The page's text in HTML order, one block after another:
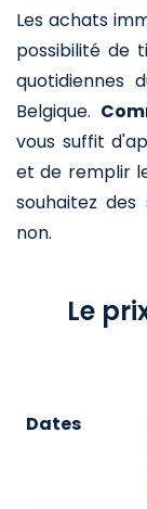
Les achats
possibilité de
quotidiennes
Belgique.
vous suffit
et de remplir
souhaitez
non.
Le
Dates